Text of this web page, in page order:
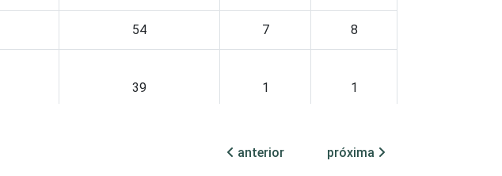
54 7 8
39 1 1
4
anterior próxima